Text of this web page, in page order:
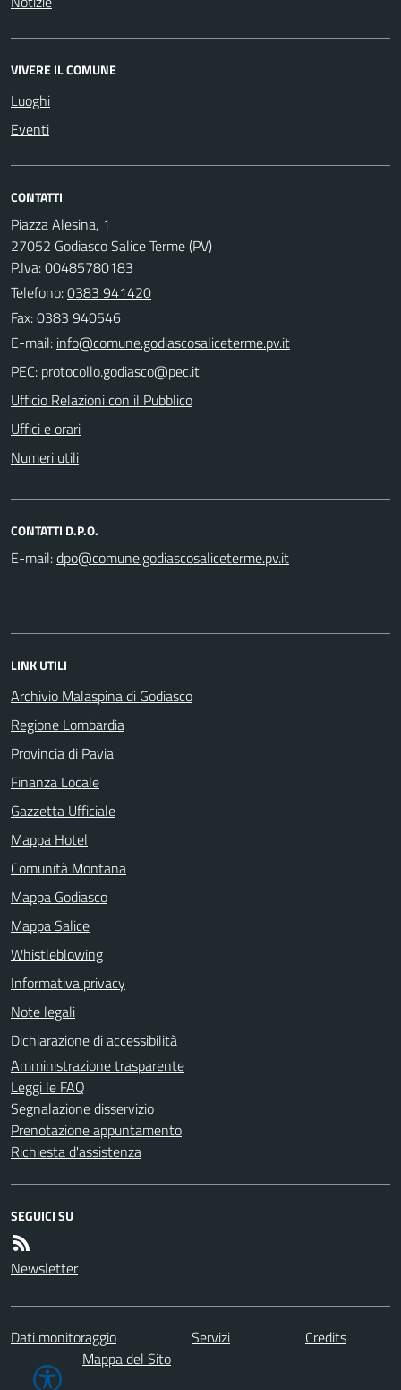
VIVERE IL COMUNE
Luoghi
Eventi
CONTATTI
Piazza Alesina, 1
27052 Godiasco Salice Terme (PV)
P.Iva: 00485780183
Telefono:0383 941420
Fax: 0383 940546
E-mail:
PEC:
Ufficio Relazioni con il Pubblico
Uffici e orari
Numeri utili
CONTATTI D.P.O.
E-mail:
LINK UTILI
Archivio Malaspina di Godiasco
Regione Lombardia
Provincia di Pavia
Finanza Locale
Gazzetta Ufficiale
Mappa Hotel
Comunità Montana
Mappa Godiasco
Mappa Salice
Whistleblowing
Informativa privacy
Note legali
Dichiarazione di accessibilità
Amministrazione trasparente
Leggi le FAQ
Segnalazione disservizio
Prenotazione appuntamento
Richiesta d'assistenza
SEGUICI SU
Newsletter
Dati monitoraggio Servizi
Credits
Mappa del Sito